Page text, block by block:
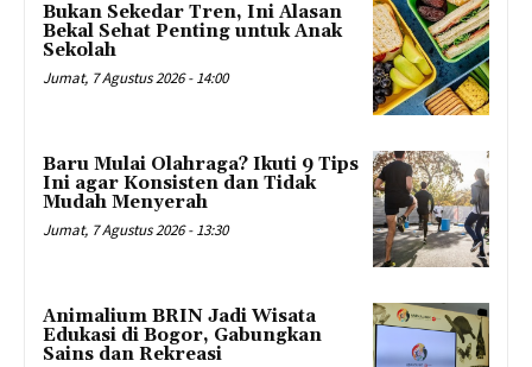
Bukan Sekedar Tren, Ini Alasan
Bekal Sehat Penting untuk Anak
Sekolah
Jumat, 7 Agustus 2026 - 14:00
Baru Mulai Olahraga? Ikuti 9 Tips
Ini agar Konsisten dan Tidak
Mudah Menyerah
Jumat, 7 Agustus 2026 - 13:30
Animalium BRIN Jadi Wisata
Edukasi di Bogor, Gabungkan
Sains dan Rekreasi